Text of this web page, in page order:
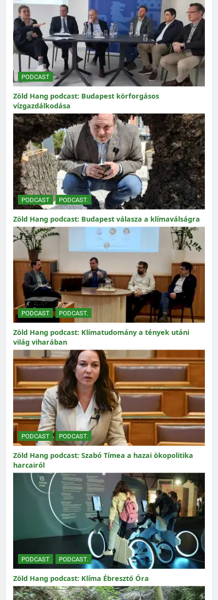
PODCAST
Zöld Hang podcast: Budapest körforgásos
vízgazdálkodása
PODCAST PODCAST.
Zöld Hang podcast: Budapest válasza a klímaválságra
PODCAST PODCAST.
Zöld Hang podcast: Klímatudomány a tények utáni
világ viharában
PODCAST PODCAST.
Zöld Hang podcast: Szabó Tímea a hazai ökopolitika
harcairól
PODCAST PODCAST.
Zöld Hang podcast: Klíma Ébresztő Óra